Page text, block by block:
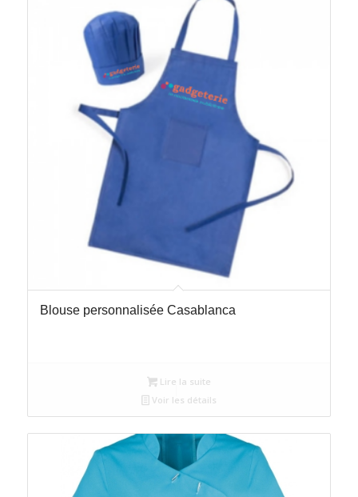
Blouse personnalisée Casablanca
Lire la suite
Voir les détails